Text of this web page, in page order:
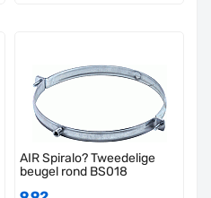
AIR Spiralo? Tweedelige
beugel rond BS018